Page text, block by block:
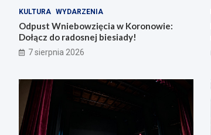
KULTURA WYDARZENIA
Odpust Wniebowzięcia w Koronowie:
Dołącz do radosnej biesiady!
7 sierpnia 2026